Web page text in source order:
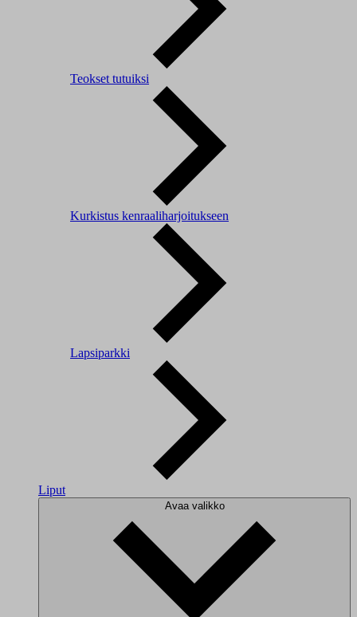
Teokset tutuiksi
Kurkistus kenraaliharjoitukseen
Lapsiparkki
Liput
Avaa valikko